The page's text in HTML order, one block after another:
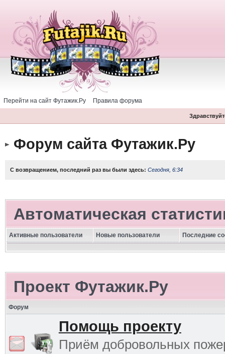
Перейти на сайт Футажик.Ру Правила форума
Форум сайта Футажик.Ру
С возвращением, последний раз вы были здесь: Сегодня, 6:34
Автоматическая
Активные пользователи Новые пользователи Последние
Проект Футажик.Ру
Форум
Помощь проекту
Приём добровольных